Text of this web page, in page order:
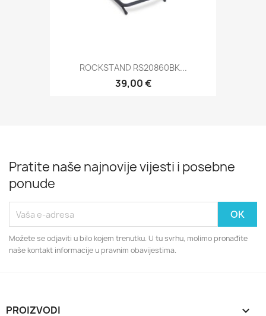
ROCKSTAND RS20860BK...
39,00 €
Pratite naše najnovije vijesti i posebne
ponude
Možete se odjaviti u bilo kojem trenutku. U tu svrhu, molimo pronađite
naše kontakt informacije u pravnim obavijestima.
PROIZVODI 